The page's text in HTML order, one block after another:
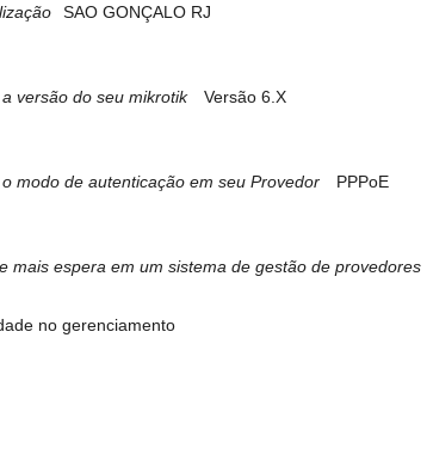
SAO GONÇALO RJ
versão do seu mikrotik Versão 6.X
modo de autenticação em seu Provedor PPPoE
mais espera em um sistema de gestão de provedores
no gerenciamento